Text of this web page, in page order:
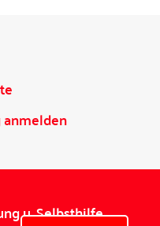
u. Selbsthilfe